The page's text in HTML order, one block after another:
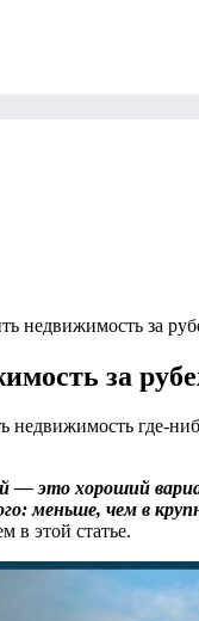
недвижимость за
за
недвижимость где-
— это хороший
меньше, чем в
в этой статье.